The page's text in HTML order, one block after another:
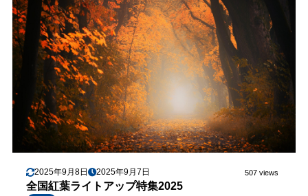
2025年9月8日 2025年9月7日 507 views
全国紅葉ライトアップ特集2025